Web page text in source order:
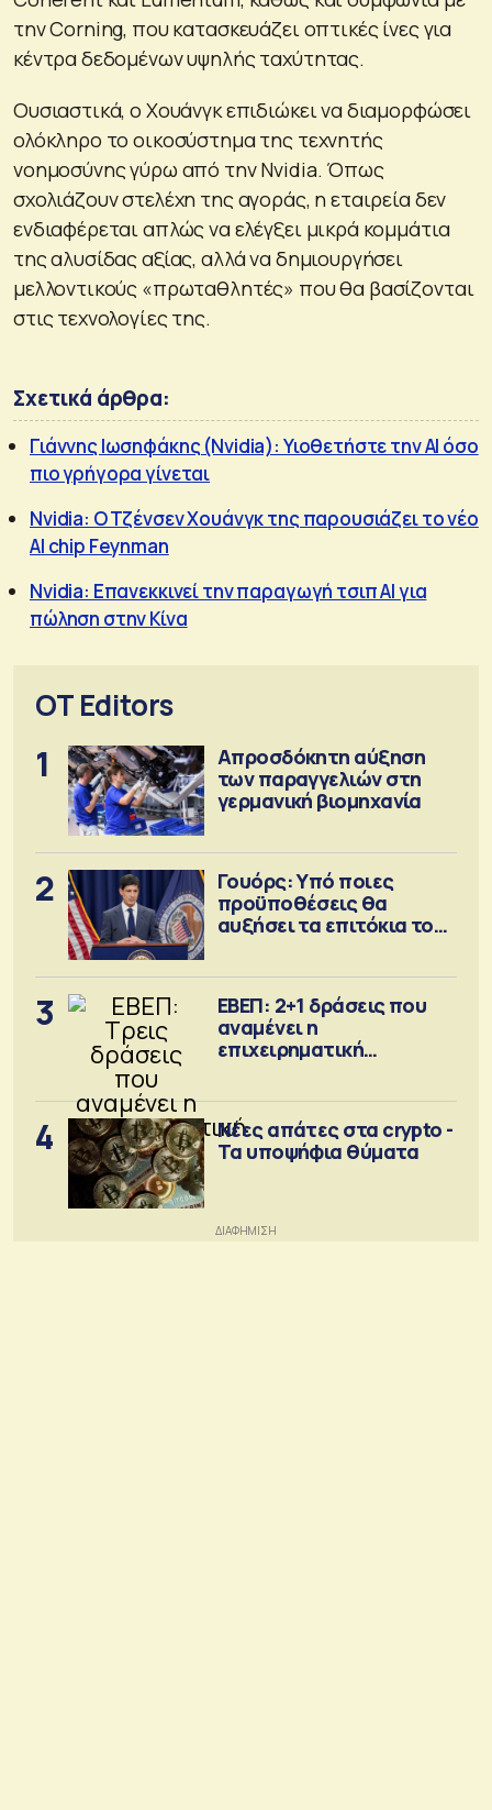
την Corning, που κατασκευάζει οπτικές ίνες για
κέντρα δεδομένων υψηλής ταχύτητας.
Ουσιαστικά, ο Χουάνγκ επιδιώκει να διαμορφώσει
ολόκληρο το οικοσύστημα της τεχνητής
νοημοσύνης γύρω από την Nvidia. Όπως
σχολιάζουν στελέχη της αγοράς, η εταιρεία δεν
ενδιαφέρεται απλώς να ελέγξει μικρά κομμάτια
της αλυσίδας αξίας, αλλά να δημιουργήσει
μελλοντικούς «πρωταθλητές» που θα βασίζονται
στις τεχνολογίες της.
Σχετικά άρθρα:
Γιάννης Ιωσηφάκης (Nvidia): Υιοθετήστε την AI όσο
πιο γρήγορα γίνεται
Nvidia: O Τζένσεν Χουάνγκ της παρουσιάζει το νέο
AI chip Feynman
Nvidia: Επανεκκινεί την παραγωγή τσιπ ΑΙ για
πώληση στην Κίνα
OT Editors
1
Απροσδόκητη αύξηση
των παραγγελιών στη
γερμανική βιομηχανία
2
Γουόρς: Υπό ποιες
προϋποθέσεις θα
αυξήσει τα επιτόκια τον
3
ΕΒΕΠ: 2+1 δράσεις που
αναμένει η
επιχειρηματική
4
Νέες απάτες στα crypto -
Τα υποψήφια θύματα